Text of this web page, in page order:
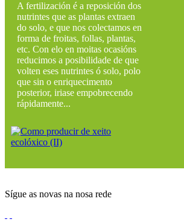
A fertilización é a reposición dos
nutrintes que as plantas extraen
do solo, e que nos colectamos en
forma de froitas, follas, plantas,
etc. Con elo en moitas ocasións
reducimos a posibilidade de que
volten eses nutrintes ó solo, polo
que sin o enriquecimento
posterior, iriase empobrecendo
rápidamente...
Sígue as novas na nosa rede